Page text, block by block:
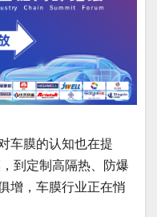
车膜的认知也在提
到定制高隔热、防爆
增，车膜行业正在悄